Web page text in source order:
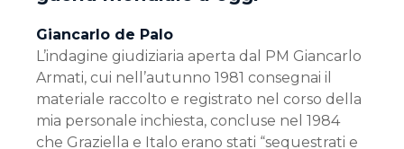
Giancarlo de Palo
L’indagine giudiziaria aperta dal PM Giancarlo
Armati, cui nell’autunno 1981 consegnai il
materiale raccolto e registrato nel corso della
mia personale inchiesta, concluse nel 1984
che Graziella e Italo erano stati “sequestrati e